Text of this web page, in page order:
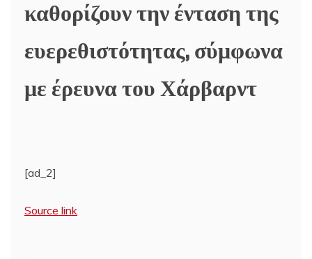
καθορίζουν την ένταση της
ευερεθιστότητας, σύμφωνα
με έρευνα του Χάρβαρντ
[ad_2]
Source link